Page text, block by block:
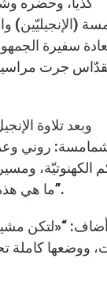
(الإنجيليّين)
سفيرة
جرت مراسيم
وبعد تلاوة
روني
الكهنوتيّة،
ما هي هذه المتطلبات، وما تفرضه من التزامات وواجبات على كلّ من يرغب بحرّيّته أن يختارها منهاجًا لحياته”.
أضاف: “«لتكن
ووضعها كاملة